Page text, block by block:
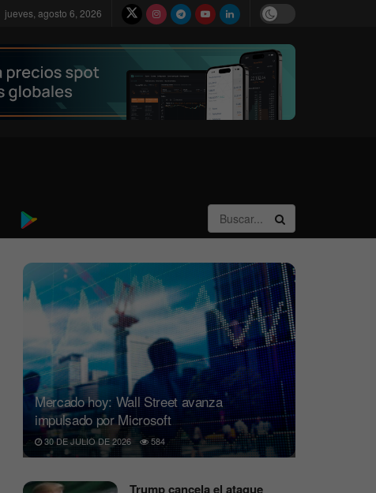
jueves, agosto 6, 2026
Mercado hoy: Wall Street avanza
impulsado por Microsoft
30 DE JULIO DE 2026 584
Trump cancela el ataque